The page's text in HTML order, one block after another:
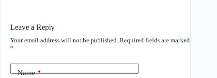
Leave a Reply
Your email address will not be published. Required fields are marked
*
Name*